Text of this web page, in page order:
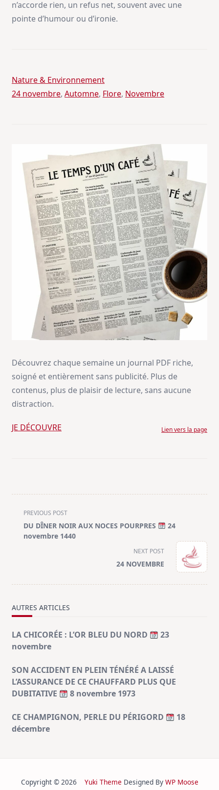
n’accorde rien, un refus net, souvent avec une
pointe d’humour ou d’ironie.
Nature & Environnement
24 novembre, Automne, Flore, Novembre
Découvrez chaque semaine un journal PDF riche,
soigné et entièrement sans publicité. Plus de
contenus, plus de plaisir de lecture, sans aucune
distraction.
JE DÉCOUVRE Lien vers la page
<span
class="nav-
subtitle
PREVIOUS POST
DU DÎNER NOIR AUX NOCES POURPRES
24
novembre 1440
NEXT POST
24 NOVEMBRE
AUTRES ARTICLES
LA CHICORÉE : L’OR BLEU DU NORD
23
novembre
SON ACCIDENT EN PLEIN TÉNÉRÉ A LAISSÉ
L’ASSURANCE DE CE CHAUFFARD PLUS QUE
DUBITATIVE
8 novembre 1973
CE CHAMPIGNON, PERLE DU PÉRIGORD
18
décembre
Copyright © 2026 Yuki Theme Designed By WP Moose